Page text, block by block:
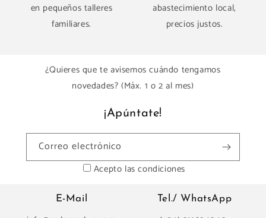
en pequeños talleres
familiares.
abastecimiento local,
precios justos.
¿Quieres que te avisemos cuándo tengamos
novedades? (Máx. 1 o 2 al mes)
¡Apúntate!
Correo electrónico
Acepto las condiciones
E-Mail Tel./ WhatsApp